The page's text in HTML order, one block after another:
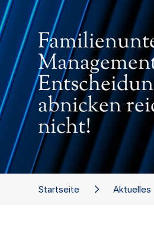
Startseite Aktuelles
abnicken
nicht!